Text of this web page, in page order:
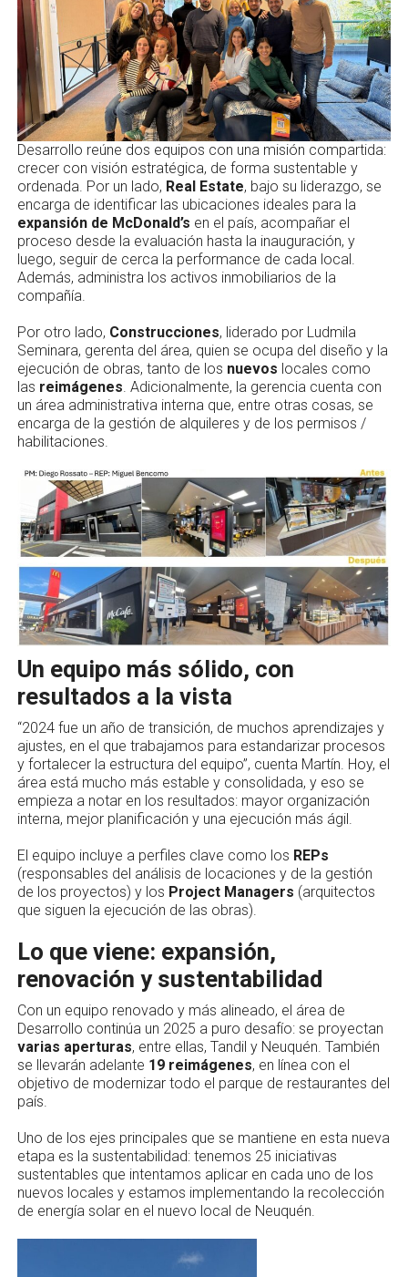
Desarrollo reúne dos equipos con una misión compartida:
crecer con visión estratégica, de forma sustentable y
ordenada. Por un lado, Real Estate, bajo su liderazgo, se
encarga de identificar las ubicaciones ideales para la
expansión de McDonald’s en el país, acompañar el
proceso desde la evaluación hasta la inauguración, y
luego, seguir de cerca la performance de cada local.
Además, administra los activos inmobiliarios de la
compañía.
Por otro lado, Construcciones, liderado por Ludmila
Seminara, gerenta del área, quien se ocupa del diseño y la
ejecución de obras, tanto de los nuevos locales como
las reimágenes. Adicionalmente, la gerencia cuenta con
un área administrativa interna que, entre otras cosas, se
encarga de la gestión de alquileres y de los permisos /
habilitaciones.
Un equipo más sólido, con
resultados a la vista
“2024 fue un año de transición, de muchos aprendizajes y
ajustes, en el que trabajamos para estandarizar procesos
y fortalecer la estructura del equipo”, cuenta Martín. Hoy, el
área está mucho más estable y consolidada, y eso se
empieza a notar en los resultados: mayor organización
interna, mejor planificación y una ejecución más ágil.
El equipo incluye a perfiles clave como los REPs
(responsables del análisis de locaciones y de la gestión
de los proyectos) y los Project Managers (arquitectos
que siguen la ejecución de las obras).
Lo que viene: expansión,
renovación y sustentabilidad
Con un equipo renovado y más alineado, el área de
Desarrollo continúa un 2025 a puro desafío: se proyectan
varias aperturas, entre ellas, Tandil y Neuquén. También
se llevarán adelante 19 reimágenes, en línea con el
objetivo de modernizar todo el parque de restaurantes del
país.
Uno de los ejes principales que se mantiene en esta nueva
etapa es la sustentabilidad: tenemos 25 iniciativas
sustentables que intentamos aplicar en cada uno de los
nuevos locales y estamos implementando la recolección
de energía solar en el nuevo local de Neuquén.